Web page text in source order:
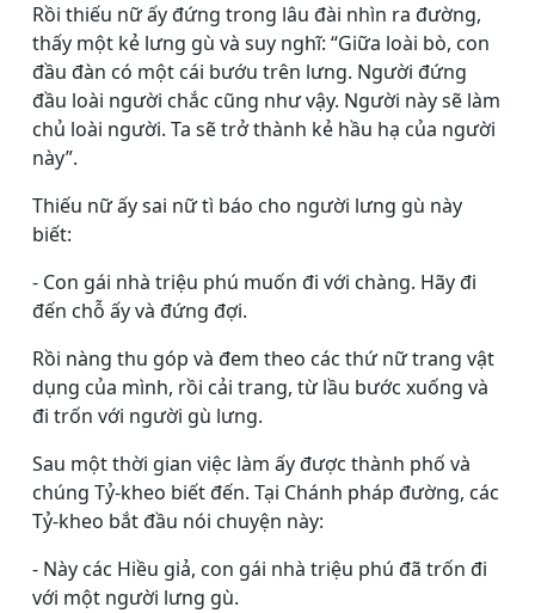
Rồi thiếu nữ ấy đứng trong lâu đài nhìn ra đường,
thấy một kẻ lưng gù và suy nghĩ: “Giữa loài bò, con
đầu đàn có một cái bướu trên lưng. Người đứng
đầu loài người chắc cũng như vậy. Người này sẽ làm
chủ loài người. Ta sẽ trở thành kẻ hầu hạ của người
này”.
Thiếu nữ ấy sai nữ tì báo cho người lưng gù này
biết:
- Con gái nhà triệu phú muốn đi với chàng. Hãy đi
đến chỗ ấy và đứng đợi.
Rồi nàng thu góp và đem theo các thứ nữ trang vật
dụng của mình, rồi cải trang, từ lầu bước xuống và
đi trốn với người gù lưng.
Sau một thời gian việc làm ấy được thành phố và
chúng Tỷ-kheo biết đến. Tại Chánh pháp đường, các
Tỷ-kheo bắt đầu nói chuyện này:
- Này các Hiều giả, con gái nhà triệu phú đã trốn đi
với một người lưng gù.